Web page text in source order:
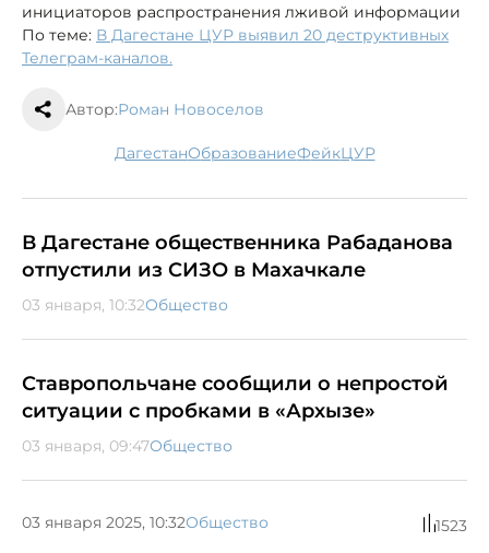
инициаторов распространения лживой информации
По теме: В Дагестане ЦУР выявил 20 деструктивных
Телеграм-каналов.
Автор:Роман Новоселов
Дагестан образование фейк ЦУР
В Дагестане общественника Рабаданова
отпустили из СИЗО в Махачкале
03 января, 10:32Общество
Ставропольчане сообщили о непростой
ситуации с пробками в «Архызе»
03 января, 09:47Общество
03 января 2025, 10:32Общество 1523